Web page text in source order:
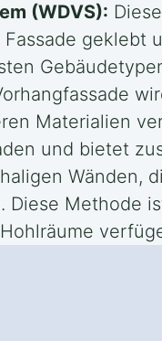
(WDVS):
geklebt
Materialien
und bietet
Wänden,
Diese Methode